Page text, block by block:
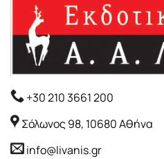
+30 210 3661 200
Σόλωνος 98, 10680 Αθήνα
info@livanis.gr